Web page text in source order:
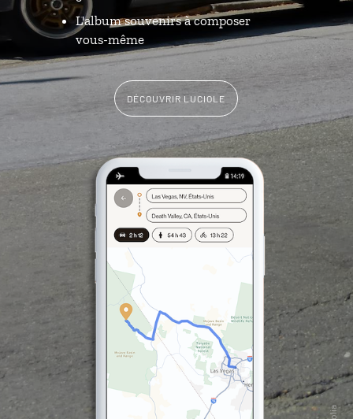
L'album souvenirs à composer
vous-même
DÉCOUVRIR LUCIOLE